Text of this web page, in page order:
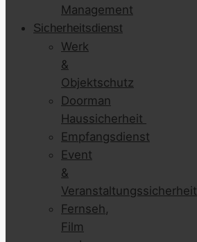
Management
Sicherheitsdienst
Werk
&
Objektschutz
Doorman
Haussicherheit
Empfangsdienst
Event
&
Veranstaltungssicherheit
Fernseh,
Film